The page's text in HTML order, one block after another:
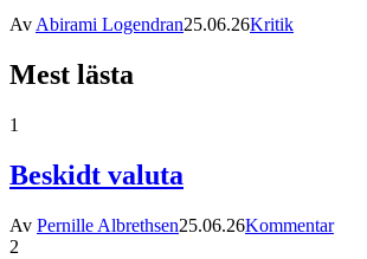
AvAbirami Logendran25.06.26Kritik
Mest lästa
1
Beskidt valuta
Av Pernille Albrethsen25.06.26Kommentar
2